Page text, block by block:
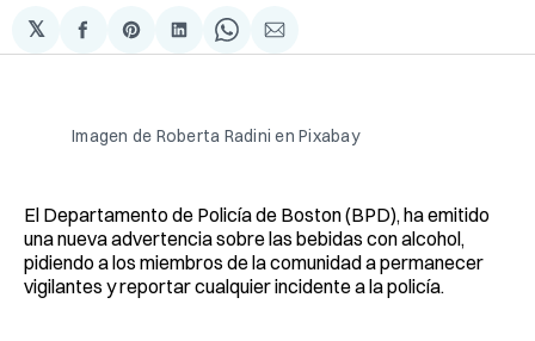
𝕏
Compartir
en
Share
on
Compartir
en
Share
on
Compartir
via
Imagen de Roberta Radini en Pixabay
El Departamento de Policía de Boston (BPD), ha emitido
una nueva advertencia sobre las bebidas con alcohol,
pidiendo a los miembros de la comunidad a permanecer
vigilantes y reportar cualquier incidente a la policía.